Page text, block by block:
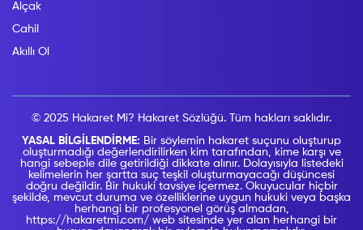
Alçak
Cahil
Akıllı Ol
© 2025 Hakaret Mi? Hakaret Sözlüğü. Tüm hakları saklıdır.
YASAL BİLGİLENDİRME: Bir söylemin hakaret suçunu oluşturup
oluşturmadığı değerlendirilirken kim tarafından, kime karşı ve
hangi sebeple dile getirildiği dikkate alınır. Dolayısıyla listedeki
kelimelerin her şartta suç teşkil oluşturmayacağı düşüncesi
doğru değildir. Bir hukuki tavsiye içermez. Okuyucular hiçbir
şekilde, mevcut duruma ve özelliklerine uygun hukuki veya başka
herhangi bir profesyonel görüş almadan,
https://hakaretmi.com/ web sitesinde yer alan herhangi bir